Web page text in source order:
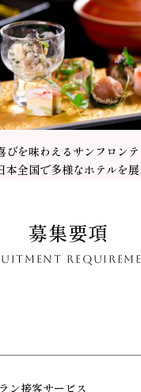
びを味わえるサンフロン
本全国で多様なホテルを
募集要項
ン接客サービス